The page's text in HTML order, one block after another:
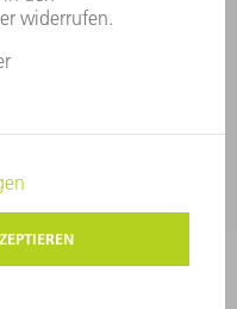
NUTZUNGSBEDINGUNGEN